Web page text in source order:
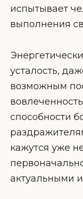
испытывает
выполнения
усталость,
возможным
способности
кажутся уже
актуальными